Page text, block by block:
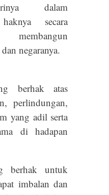
dalam
secara
negaranya.
berhak atas
perlindungan,
yang adil serta
di hadapan
berhak untuk
imbalan dan